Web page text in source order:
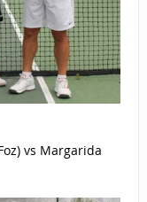
vs Margarida